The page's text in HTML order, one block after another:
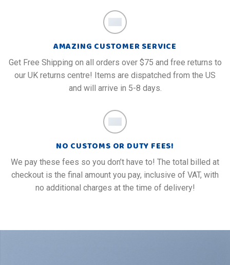
AMAZING CUSTOMER SERVICE
Get Free Shipping on all orders over $75 and free returns to
our UK returns centre! Items are dispatched from the US
and will arrive in 5-8 days.
NO CUSTOMS OR DUTY FEES!
We pay these fees so you don’t have to! The total billed at
checkout is the final amount you pay, inclusive of VAT, with
no additional charges at the time of delivery!